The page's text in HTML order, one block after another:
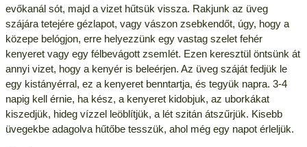
evőkanál sót, majd a vizet hűtsük vissza. Rakjunk az üveg
szájára tetejére gézlapot, vagy vászon zsebkendőt, úgy, hogy a
közepe belógjon, erre helyezzünk egy vastag szelet fehér
kenyeret vagy egy félbevágott zsemlét. Ezen keresztül öntsünk át
annyi vizet, hogy a kenyér is beleérjen. Az üveg száját fedjük le
egy kistányérral, ez a kenyeret benntartja, és tegyük napra. 3-4
napig kell érnie, ha kész, a kenyeret kidobjuk, az uborkákat
kiszedjük, hideg vízzel leöblítjük, a lét szitán átszűrjük. Kisebb
üvegekbe adagolva hűtőbe tesszük, ahol még egy napot érleljük.